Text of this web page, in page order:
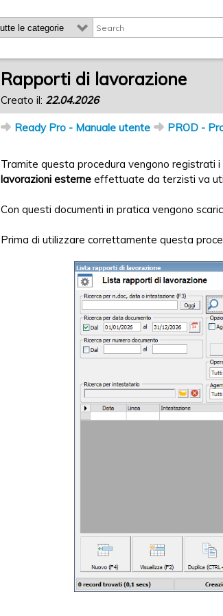
Rapporti di lavorazione
Creato il: 22.04.2026
Ready Pro - Manuale utente PROD -
Tramite questa procedura vengono registrati i
lavorazioni esterne effettuate da terzisti va
Con questi documenti in pratica vengono
Prima di utilizzare correttamente questa